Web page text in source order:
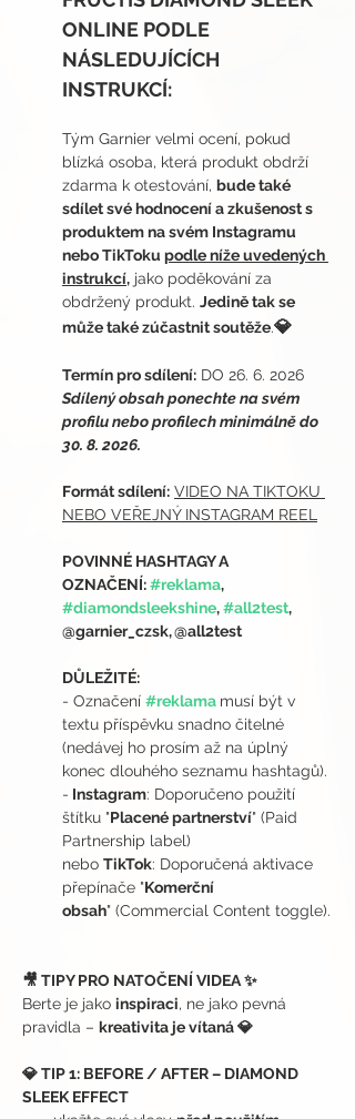
ONLINE PODLE
NÁSLEDUJÍCÍCH
INSTRUKCÍ:
Tým Garnier velmi ocení, pokud
blízká osoba, která produkt obdrží
zdarma k otestování, bude také
sdílet své hodnocení a zkušenost s
produktem na svém Instagramu
nebo TikToku podle níže uvedených
instrukcí, jako poděkování za
obdržený produkt. Jedině tak se
může také zúčastnit soutěže.💎
Termín pro sdílení: DO 26. 6. 2026
Sdílený obsah ponechte na svém
profilu nebo profilech minimálně do
30. 8. 2026.
Formát sdílení: VIDEO NA TIKTOKU
NEBO VEŘEJNÝ INSTAGRAM REEL
POVINNÉ HASHTAGY A
OZNAČENÍ: #reklama,
#diamondsleekshine, #all2test,
@garnier_czsk, @all2test
DŮLEŽITÉ:
- Označení #reklama musí být v
textu příspěvku snadno čitelné
(nedávej ho prosím až na úplný
konec dlouhého seznamu hashtagů).
- Instagram: Doporučeno použití
štítku "Placené partnerství" (Paid
Partnership label)
nebo TikTok: Doporučená aktivace
přepínače "Komerční
obsah" (Commercial Content toggle).
🎥 TIPY PRO NATOČENÍ VIDEA ✨
Ber­te je jako inspiraci, ne jako pevná
pravidla – kreativita je vítaná 💎
💎 TIP 1: BEFORE / AFTER – DIAMOND
SLEEK EFFECT